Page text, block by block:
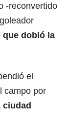
-reconvertido
que dobló la
el
campo por
ciudad